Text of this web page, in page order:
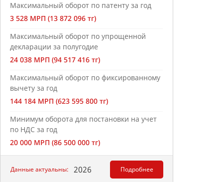
Максимальный оборот по патенту за год
3 528 МРП (13 872 096 тг)
Максимальный оборот по упрощенной
декларации за полугодие
24 038 МРП (94 517 416 тг)
Максимальный оборот по фиксированному
вычету за год
144 184 МРП (623 595 800 тг)
Минимум оборота для постановки на учет
по НДС за год
20 000 МРП (86 500 000 тг)
Данные актуальны: 2026 Подробнее